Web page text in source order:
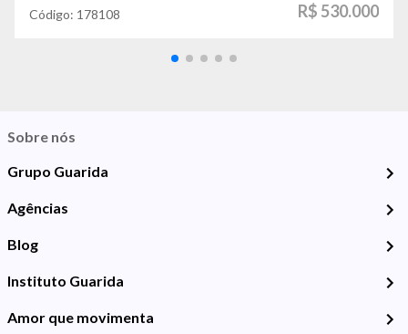
Código: 178108 R$ 530.000
Sobre nós
Grupo Guarida
Agências
Blog
Instituto Guarida
Amor que movimenta